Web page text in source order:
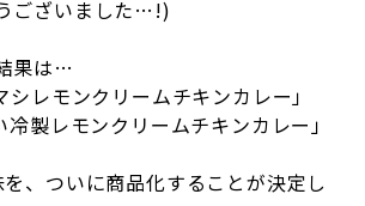
ございました…!)
果は…
レモンクリームチキンカレー」
製レモンクリームチキンカレー」
、ついに商品化することが決定し